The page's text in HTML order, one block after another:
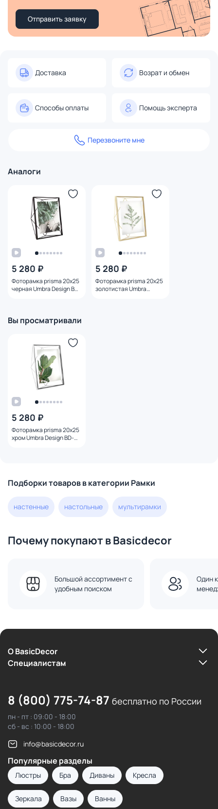
Отправить заявку
Доставка Возрат и обмен
Способы оплаты Помощь эксперта
Перезвоните мне
Аналоги
5 280 ₽
Фоторамка prisma 20х25
черная Umbra Design BD-
5 280 ₽
Фоторамка prisma 20х25
золотистая Umbra
Вы просматривали
5 280 ₽
Фоторамка prisma 20х25
хром Umbra Design BD-
Подборки товаров в категории Рамки
настенные настольные мультирамки
Почему покупают в Basicdecor
Большой ассортимент с
удобным поиском
Один
О BasicDecor
Cпециалистам
8 (800) 775-74-87 бесплатно по России
пн - пт : 09:00 - 18:00
сб - вс : 10:00 - 18:00
info@basicdecor.ru
Популярные разделы
Люстры Бра Диваны Кресла
Зеркала Вазы Ванны